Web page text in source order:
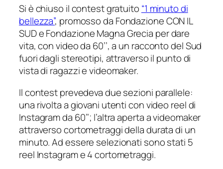
Si è chiuso il contest gratuito “1 minuto di
bellezza”, promosso da Fondazione CON IL
SUD e Fondazione Magna Grecia per dare
vita, con video da 60’’, a un racconto del Sud
fuori dagli stereotipi, attraverso il punto di
vista di ragazzi e videomaker.
Il contest prevedeva due sezioni parallele:
una rivolta a giovani utenti con video reel di
Instagram da 60’’; l’altra aperta a videomaker
attraverso cortometraggi della durata di un
minuto. Ad essere selezionati sono stati 5
reel Instagram e 4 cortometraggi.